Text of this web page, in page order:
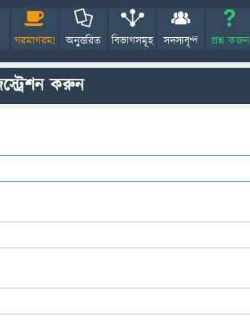
গরমাগরম! অনুত্তরিত বিভাগসমূহ সদস্যবৃন্দ প্রশ্ন করুন
করুন